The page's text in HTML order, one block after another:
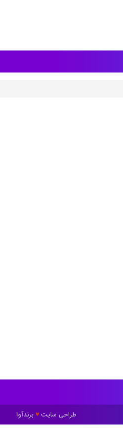
طراحی سایت ♥ برندآوا